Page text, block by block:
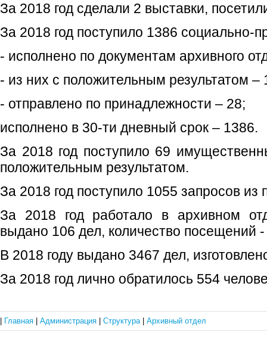
За 2018 год сделали 2 выставки,
За 2018 год поступило 1386 социально-
- исполнено по документам архивного
- из них с положительным результатом –
- отправлено по принадлежности – 28;
исполнено в 30-ти дневный срок – 1386.
За 2018 год поступило 69
положительным результатом.
За 2018 год поступило 1055 запросов из
За 2018 год работало в архивном
выдано 106 дел, количество посещений
В 2018 году выдано 3467 дел,
За 2018 год лично обратилось 554
Главная Администрация Структура Архивный отдел